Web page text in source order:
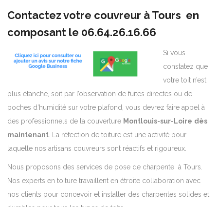
Contactez votre couvreur à Tours en
composant le 06.64.26.16.66
Si vous
constatez que
votre toit n’est
plus étanche, soit par l’observation de fuites directes ou de
poches d’humidité sur votre plafond, vous devrez faire appel à
des professionnels de la couverture Montlouis-sur-Loire dès
maintenant . La réfection de toiture est une activité pour
laquelle nos artisans couvreurs sont réactifs et rigoureux.
Nous proposons des services de pose de charpente à Tours.
Nos experts en toiture travaillent en étroite collaboration avec
nos clients pour concevoir et installer des charpentes solides et